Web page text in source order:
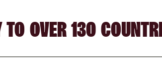
TO OVER 130